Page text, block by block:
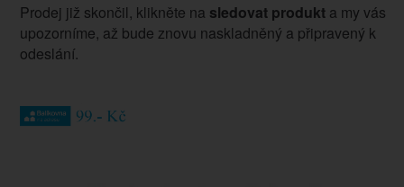
Prodej již skončil, klikněte na sledovat produkta my vás
upozorníme, až bude znovu naskladněný a připravený k
odeslání.